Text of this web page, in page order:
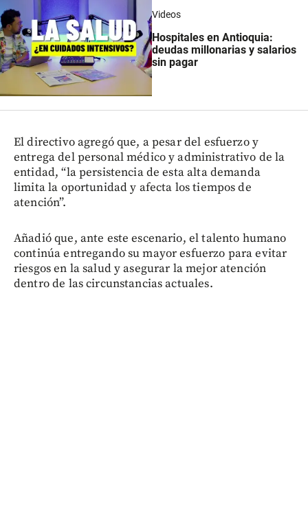
Videos
Hospitales en Antioquia:
deudas millonarias y salarios
sin pagar
El directivo agregó que, a pesar del esfuerzo y
entrega del personal médico y administrativo de la
entidad, “la persistencia de esta alta demanda
limita la oportunidad y afecta los tiempos de
atención”.
Añadió que, ante este escenario, el talento humano
continúa entregando su mayor esfuerzo para evitar
riesgos en la salud y asegurar la mejor atención
dentro de las circunstancias actuales.